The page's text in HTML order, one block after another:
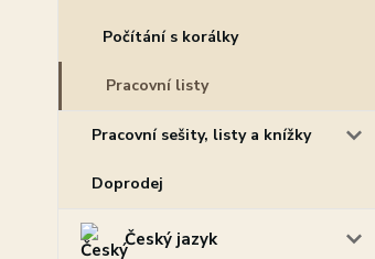
Počítání s korálky
Pracovní listy
Pracovní sešity, listy a knížky
Doprodej
Český jazyk